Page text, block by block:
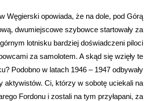
Węgierski opowiada, że na dole, pod Górą
dwumiejscowe szybowce startowały za
lotnisku bardziej doświadczeni piloci
za samolotem. A skąd się wzięły te
Podobno w latach 1946 – 1947 odbywały
aktywistów. Ci, którzy w sobotę uciekali na
Fordonu i zostali na tym przyłapani, za